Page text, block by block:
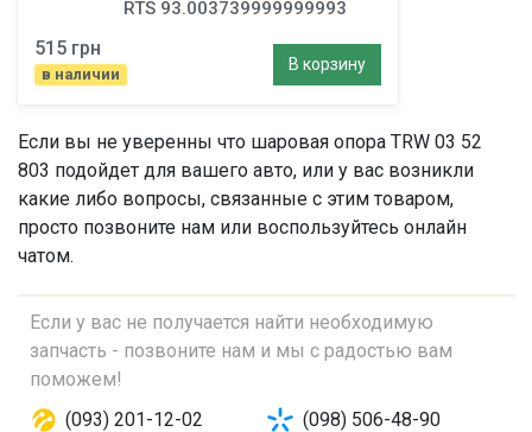
RTS 93.003739999999993
515 грн
в наличии
В корзину
Если вы не уверенны что шаровая опора TRW 03 52
803 подойдет для вашего авто, или у вас возникли
какие либо вопросы, связанные с этим товаром,
просто позвоните нам или воспользуйтесь онлайн
чатом.
Если у вас не получается найти необходимую
запчасть - позвоните нам и мы с радостью вам
поможем!
(093) 201-12-02
(098) 506-48-90